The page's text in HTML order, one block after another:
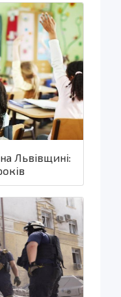
Львівщині: